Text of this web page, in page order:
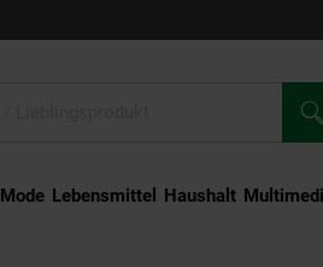
Mode Lebensmittel Haushalt